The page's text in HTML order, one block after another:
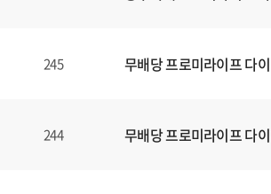
245 무배당 프로미라이프 다
244 무배당 프로미라이프 다